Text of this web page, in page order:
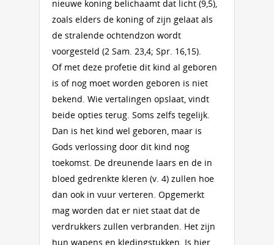
nieuwe koning belichaamt dat licht (9,5),
zoals elders de koning of zijn gelaat als
de stralende ochtendzon wordt
voorgesteld (2 Sam. 23,4; Spr. 16,15).
Of met deze profetie dit kind al geboren
is of nog moet worden geboren is niet
bekend. Wie vertalingen opslaat, vindt
beide opties terug. Soms zelfs tegelijk.
Dan is het kind wel geboren, maar is
Gods verlossing door dit kind nog
toekomst. De dreunende laars en de in
bloed gedrenkte kleren (v. 4) zullen hoe
dan ook in vuur verteren. Opgemerkt
mag worden dat er niet staat dat de
verdrukkers zullen verbranden. Het zijn
hun wapens en kledingstukken. Is hier